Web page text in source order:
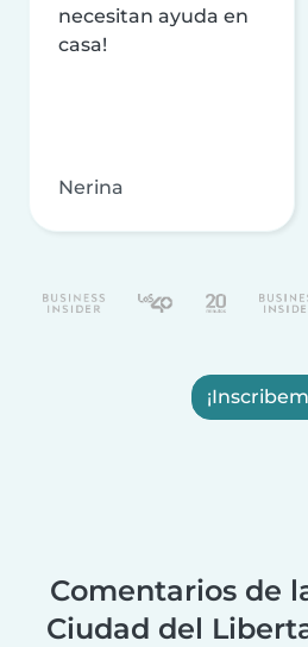
necesitan ayuda en
casa!
Nerina
Comentarios de
Ciudad del